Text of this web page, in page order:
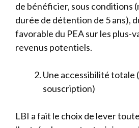
de bénéficier, sous conditions
durée de détention de 5 ans),
favorable du PEA sur les plus-
revenus potentiels.
Une accessibilité totale
souscription)
LBI a fait le choix de lever